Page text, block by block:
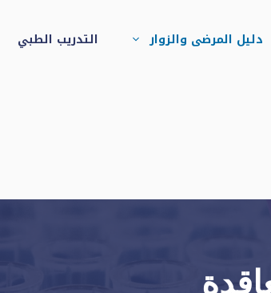
دليل المرضى والزوار التدريب الطبي